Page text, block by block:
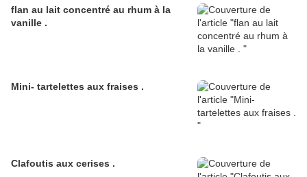
flan au lait concentré au rhum à la
vanille .
Mini- tartelettes aux fraises .
Clafoutis aux cerises .